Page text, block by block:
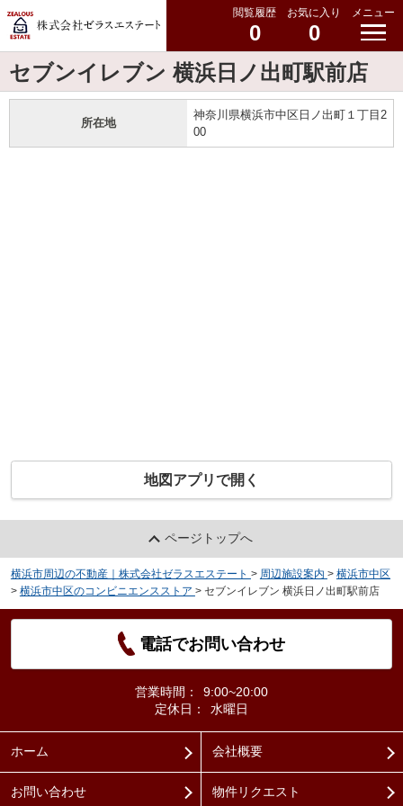
閲覧履歴
0
お気に入り
0
メニュー
セブンイレブン 横浜日ノ出町駅前店
所在地
神奈川県横浜市中区日ノ出町１丁目2
00
地図アプリで開く
ページトップへ
横浜市周辺の不動産｜株式会社ゼラスエステート > 周辺施設案内 > 横浜市中区
> 横浜市中区のコンビニエンスストア > セブンイレブン 横浜日ノ出町駅前店
電話でお問い合わせ
営業時間：
9:00~20:00
定休日：
水曜日
ホーム 会社概要
お問い合わせ 物件リクエスト